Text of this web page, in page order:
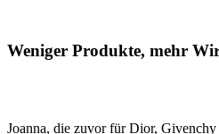
Weniger Produkte, mehr
Joanna, die zuvor für Dior,